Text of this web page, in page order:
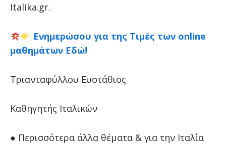
Italika.gr.
Ενημερώσου για της Τιμές των online
μαθημάτων Εδώ!
Τριανταφύλλου Ευστάθιος
Καθηγητής Ιταλικών
● Περισσότερα άλλα θέματα & για την Ιταλία